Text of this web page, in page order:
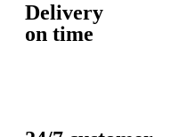
Delivery
on time